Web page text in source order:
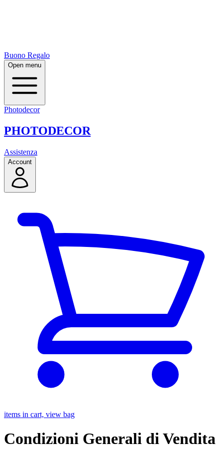
Buono Regalo
Open menu
Photodecor
PHOTODECOR
Assistenza
Account
items in cart, view bag
Condizioni Generali di Vendita